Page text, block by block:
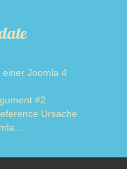
einer Joomla 4
#2
Ursache